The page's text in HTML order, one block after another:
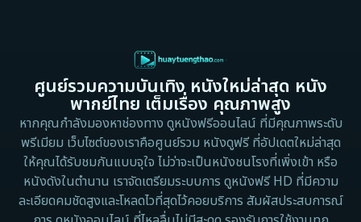
ศูนย์รวมความบันเทิง หนังใหม่ล่าสุด หนัง
พากย์ไทย เต็มเรื่อง คุณภาพสูง
หากคุณกำลังมองหาช่องทาง ดูหนังฟรีออนไลน์ ที่มีคุณภาพระดับ
พรีเมียม เว็บไซต์ของเราคือศูนย์รวม หนังดูฟรี ที่อัปเดตใหม่ล่าสุด
ให้คุณได้รับชมกันแบบจุใจ ไม่ว่าจะเป็นหนังชนโรงที่เพิ่งเข้า หรือ
หนังดังในตำนาน เราจัดเตรียมระบบการ ดูหนังฟรี HD ที่มีความ
ละเอียดคมชัดสูงและโหลดไวที่สุดไว้คอยบริการ สัมผัสประสบการณ์